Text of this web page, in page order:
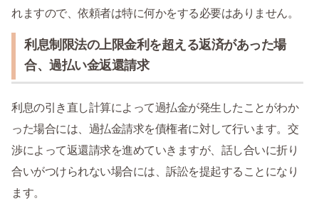
れますので、依頼者は特に何かをする必要はありません。
利息制限法の上限金利を超える返済があった場
合、過払い金返還請求
利息の引き直し計算によって過払金が発生したことがわか
った場合には、過払金請求を債権者に対して行います。交
渉によって返還請求を進めていきますが、話し合いに折り
合いがつけられない場合には、訴訟を提起することになり
ます。